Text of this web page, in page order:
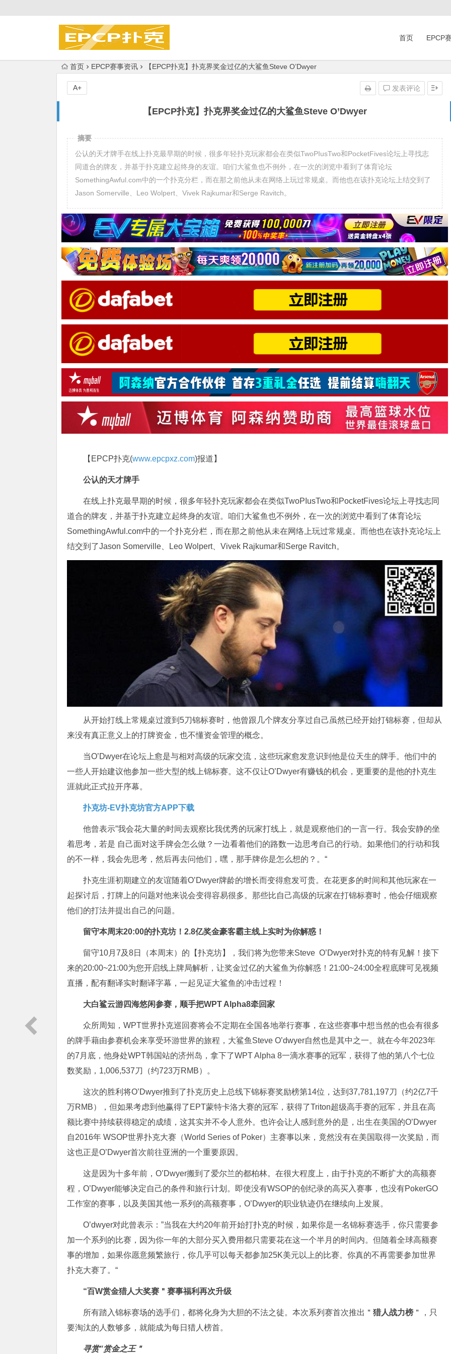
首页 EPCP
首页 EPCP赛事资讯 【EPCP扑克】扑克界奖金过亿的大鲨鱼Steve O’Dwyer
【EPCP扑克】扑克界奖金过亿的大鲨鱼Steve O’Dwyer
发表评论
A+
摘要
公认的天才牌手在线上扑克最早期的时候，很多年轻扑克玩家都会在类似TwoPIusTwo和PocketFives论坛上寻找志
同道合的牌友，并基于扑克建立起终身的友谊。咱们大鲨鱼也不例外，在一次的浏览中看到了体育论坛
SomethingAwful.com中的一个扑克分栏，而在那之前他从未在网络上玩过常规桌。而他也在该扑克论坛上结交到了
Jason Somerville、Leo Wolpert、Vivek Rajkumar和Serge Ravitch。
【EPCP扑克(www.epcpxz.com)报道】
公认的天才牌手
在线上扑克最早期的时候，很多年轻扑克玩家都会在类似TwoPIusTwo和PocketFives论坛上寻找志同
道合的牌友，并基于扑克建立起终身的友谊。咱们大鲨鱼也不例外，在一次的浏览中看到了体育论坛
SomethingAwful.com中的一个扑克分栏，而在那之前他从未在网络上玩过常规桌。而他也在该扑克论坛上
结交到了Jason Somerville、Leo Wolpert、Vivek Rajkumar和Serge Ravitch。
从开始打线上常规桌过渡到5刀锦标赛时，他曾跟几个牌友分享过自己虽然已经开始打锦标赛，但却从
来没有真正意义上的打牌资金，也不懂资金管理的概念。
当O’Dwyer在论坛上愈是与相对高级的玩家交流，这些玩家愈发意识到他是位天生的牌手。他们中的
一些人开始建议他参加一些大型的线上锦标赛。这不仅让O’Dwyer有赚钱的机会，更重要的是他的扑克生
涯就此正式拉开序幕。
扑克坊-EV扑克坊官方APP下载
他曾表示”我会花大量的时间去观察比我优秀的玩家打线上，就是观察他们的一言一行。我会安静的坐
着思考，若是 自己面对这手牌会怎么做？一边看着他们的路数一边思考自己的行动。如果他们的行动和我
的不一样，我会先思考，然后再去问他们，嘿，那手牌你是怎么想的？。“
扑克生涯初期建立的友谊随着O’Dwyer牌龄的增长而变得愈发可贵。在花更多的时间和其他玩家在一
起探讨后，打牌上的问题对他来说会变得容易很多。那些比自己高级的玩家在打锦标赛时，他会仔细观察
他们的打法并提出自己的问题。
留守本周末20:00的扑克坊！2.8亿奖金豪客霸主线上实时为你解惑！
留守10月7及8日（本周末）的【扑克坊】，我们将为您带来Steve O’Dwyer对扑克的特有见解！接下
来的20:00~21:00为您开启线上牌局解析，让奖金过亿的大鲨鱼为你解惑！21:00~24:00全程底牌可见视频
直播，配有翻译实时翻译字幕，一起见证大鲨鱼的冲击过程！
大白鲨云游四海悠闲参赛，顺手把WPT Alpha8牵回家
众所周知，WPT世界扑克巡回赛将会不定期在全国各地举行赛事，在这些赛事中想当然的也会有很多
的牌手藉由参赛机会来享受环游世界的旅程，大鲨鱼Steve O’dwyer自然也是其中之一。就在今年2023年
的7月底，他身处WPT韩国站的济州岛，拿下了WPT Alpha 8一滴水赛事的冠军，获得了他的第八个七位
数奖励，1,006,537刀（约723万RMB）。
这次的胜利将O’Dwyer推到了扑克历史上总线下锦标赛奖励榜第14位，达到37,781,197刀（约2亿7千
万RMB），但如果考虑到他赢得了EPT蒙特卡洛大赛的冠军，获得了Triton超级高手赛的冠军，并且在高
额比赛中持续获得稳定的成绩，这其实并不令人意外。也许会让人感到意外的是，出生在美国的O’Dwyer
自2016年 WSOP世界扑克大赛（World Series of Poker）主赛事以来，竟然没有在美国取得一次奖励，而
这也正是O’Dwyer首次前往亚洲的一个重要原因。
这是因为十多年前，O’Dwyer搬到了爱尔兰的都柏林。在很大程度上，由于扑克的不断扩大的高额赛
程，O’Dwyer能够决定自己的条件和旅行计划。即使没有WSOP的创纪录的高买入赛事，也没有PokerGO
工作室的赛事，以及美国其他一系列的高额赛事，O’Dwyer的职业轨迹仍在继续向上发展。
O’dwyer对此曾表示：”当我在大约20年前开始打扑克的时候，如果你是一名锦标赛选手，你只需要参
加一个系列的比赛，因为你一年的大部分买入费用都只需要花在这一个半月的时间内。但随着全球高额赛
事的增加，如果你愿意频繁旅行，你几乎可以每天都参加25K美元以上的比赛。你真的不再需要参加世界
扑克大赛了。“
“百W赏金猎人大奖赛＂ 赛事福利再次升级
所有踏入锦标赛场的选手们，都将化身为大胆的不法之徒。本次系列赛首次推出＂ 猎人战力榜 ＂，只
要淘汰的人数够多，就能成为每日猎人榜首。
寻赏“赏金之王＂